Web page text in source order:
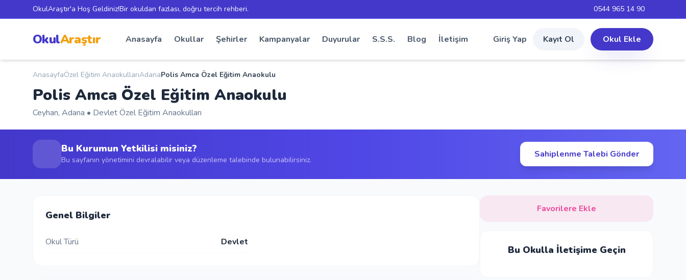
OkulAraştır'a Hoş Geldiniz!Bir okuldan fazlası, doğru tercih rehberi. 0544 965 14 90
OkulAraştır Anasayfa Okullar Şehirler Kampanyalar Duyurular S.S.S. Blog İletişim Giriş Yap Kayıt Ol Okul Ekle
AnasayfaÖzel Eğitim AnaokullarıAdanaPolis Amca Özel Eğitim Anaokulu
Polis Amca Özel Eğitim Anaokulu
Ceyhan, Adana • Devlet Özel Eğitim Anaokulları
Bu Kurumun Yetkilisi misiniz?
Bu sayfanın yönetimini devralabilir veya düzenleme talebinde bulunabilirsiniz.
Sahiplenme Talebi Gönder
Genel Bilgiler
Okul Türü Devlet
Favorilere Ekle
Bu Okulla İletişime Geçin